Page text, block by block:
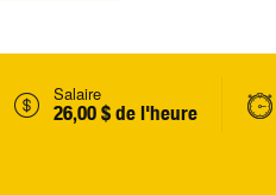
Salaire
26,00 $ de l'heure